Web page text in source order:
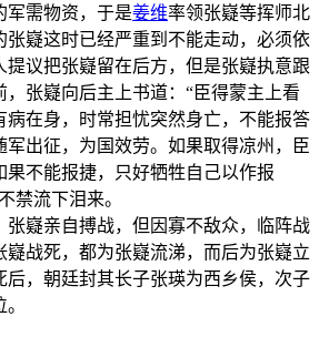
军需物资，于是姜维率领张嶷等挥师北
张嶷这时已经严重到不能走动，必须依
提议把张嶷留在后方，但是张嶷执意跟
，张嶷向后主上书道：“臣得蒙主上看
病在身，时常担忧突然身亡，不能报答
军出征，为国效劳。如果取得凉州，臣
果不能报捷，只好牺牲自己以作报
禁流下泪来。
张嶷亲自搏战，但因寡不敌众，临阵战
嶷战死，都为张嶷流涕，而后为张嶷立
后，朝廷封其长子张瑛为西乡侯，次子